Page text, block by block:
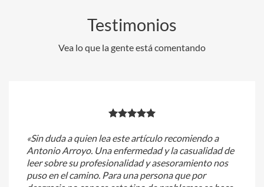
Testimonios
Vea lo que la gente está comentando
«Sin duda a quien lea este artículo recomiendo a
Antonio Arroyo. Una enfermedad y la casualidad de
leer sobre su profesionalidad y asesoramiento nos
puso en el camino. Para una persona que por